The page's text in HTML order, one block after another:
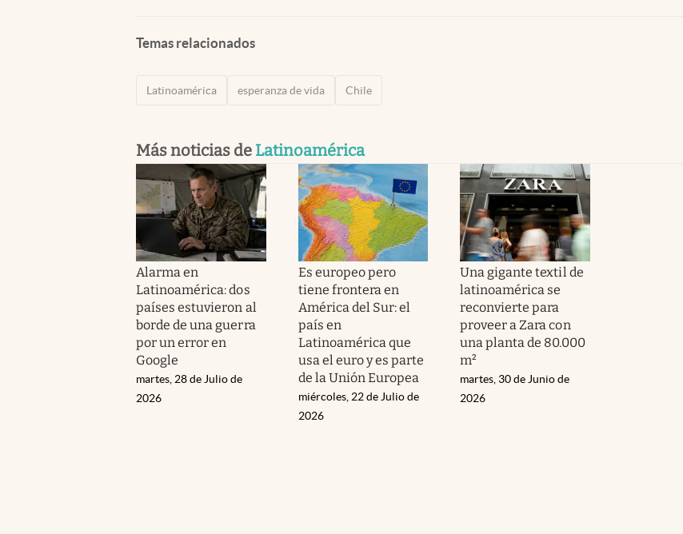
Temas relacionados
Latinoamérica esperanza de vida Chile
Más noticias de Latinoamérica
Alarma en
Latinoamérica: dos
países estuvieron al
borde de una guerra
por un error en
Google
martes, 28 de Julio de
2026
Es europeo pero
tiene frontera en
América del Sur: el
país en
Latinoamérica que
usa el euro y es parte
de la Unión Europea
miércoles, 22 de Julio de
2026
Una gigante textil de
latinoamérica se
reconvierte para
proveer a Zara con
una planta de 80.000
m²
martes, 30 de Junio de
2026